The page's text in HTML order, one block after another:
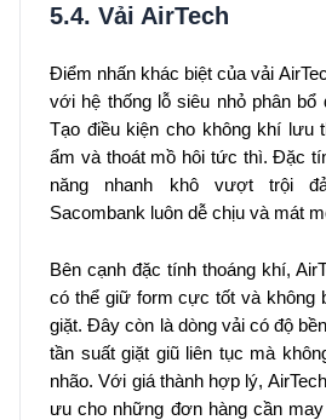
5.4. Vải AirTech
Điểm nhấn khác biệt của vải
với hệ thống lỗ siêu nhỏ phân bổ
Tạo điều kiện cho không khí lưu
ẩm và thoát mồ hôi tức thì. Đặc
năng nhanh khô vượt trội
Sacombank luôn dễ chịu và mát
Bên cạnh đặc tính thoáng khí,
có thể giữ form cực tốt và không
giặt. Đây còn là dòng vải có độ
tần suất giặt giũ liên tục mà
nhão. Với giá thành hợp lý,
ưu cho những đơn hàng cần